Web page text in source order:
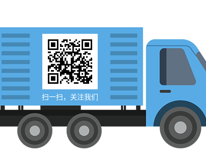
扫一扫，关注我们